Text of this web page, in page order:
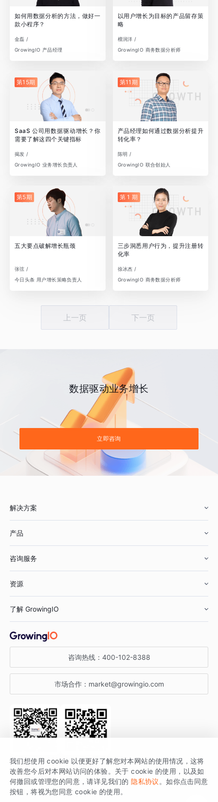
如何用数据分析的方法，做好一
款小程序？
金磊 /
GrowingIO 产品经理
以用户增长为目标的产品留存策
略
檀润洋 /
GrowingIO 商务数据分析师
第15期
SaaS 公司用数据驱动增长？你
需要了解这四个关键指标
揭发 /
GrowingIO 业务增长负责人
第11期
产品经理如何通过数据分析提升
转化率？
陈明 /
GrowingIO 联合创始人
第5期
五大要点破解增长瓶颈
张弦 /
今日头条 用户增长策略负责人
第 1 期
三步洞悉用户行为，提升注册转
化率
徐冰杰 /
GrowingIO 商务数据分析师
上一页 下一页
数据驱动业务增长
立即咨询
解决方案
鞋服行业
汽车行业
金融行业
产品
智能运营
获客分析
咨询服务
资源
增长公开课
增长博客
开发者文档
SDK 文档
场景指南
了解 GrowingIO
关于 GrowingIO
增长大会
行业活动
咨询热线： 400-102-8388
市场合作： market@growingio.com
关注公众号 获取更多干货
GrowingIO 是专注于数据智能分析与增长的品牌，核心平台为 GrowingIO
分析云。
我们想使用 cookie 以便更好了解您对本网站的使用情况，这将
改善您今后对本网站访问的体验。关于 cookie 的使用，以及如
何撤回或管理您的同意，请详见我们的 隐私协议 。如你点击同意
按钮，将视为您同意 cookie 的使用。